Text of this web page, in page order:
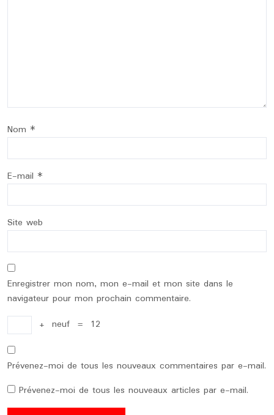
Nom *
E-mail *
Site web
Enregistrer mon nom, mon e-mail et mon site dans le
navigateur pour mon prochain commentaire.
+ neuf = 12
Prévenez-moi de tous les nouveaux commentaires par e-mail.
Prévenez-moi de tous les nouveaux articles par e-mail.